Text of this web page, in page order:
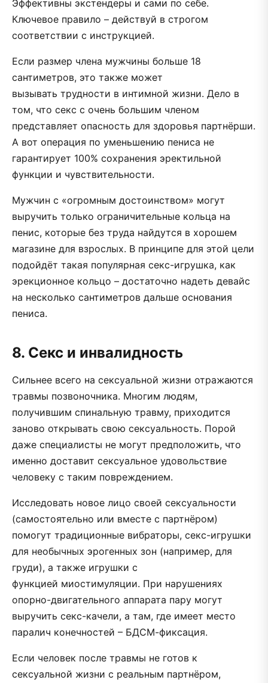
Эффективны экстендеры и сами по себе.
Ключевое правило – действуй в строгом
соответствии с инструкцией.
Если размер члена мужчины больше 18
сантиметров, это также может
вызывать трудности в интимной жизни. Дело в
том, что секс с очень большим членом
представляет опасность для здоровья партнёрши.
А вот операция по уменьшению пениса не
гарантирует 100% сохранения эректильной
функции и чувствительности.
Мужчин с «огромным достоинством» могут
выручить только ограничительные кольца на
пенис, которые без труда найдутся в хорошем
магазине для взрослых. В принципе для этой цели
подойдёт такая популярная секс-игрушка, как
эрекционное кольцо – достаточно надеть девайс
на несколько сантиметров дальше основания
пениса.
8. Секс и инвалидность
Сильнее всего на сексуальной жизни отражаются
травмы позвоночника. Многим людям,
получившим спинальную травму, приходится
заново открывать свою сексуальность. Порой
даже специалисты не могут предположить, что
именно доставит сексуальное удовольствие
человеку с таким повреждением.
Исследовать новое лицо своей сексуальности
(самостоятельно или вместе с партнёром)
помогут традиционные вибраторы, секс-игрушки
для необычных эрогенных зон (например, для
груди), а также игрушки с
функцией миостимуляции. При нарушениях
опорно-двигательного аппарата пару могут
выручить секс-качели, а там, где имеет место
паралич конечностей – БДСМ-фиксация.
Если человек после травмы не готов к
сексуальной жизни с реальным партнёром,